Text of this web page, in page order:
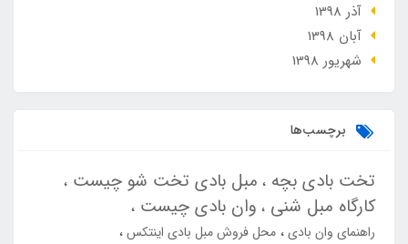
آذر 1398
آبان 1398
شهریور 1398
برچسب‌ها
تخت بادی بچه مبل بادی تخت شو چیست
کارگاه مبل شنی وان بادی چیست
راهنمای وان بادی محل فروش مبل بادی اینتکس